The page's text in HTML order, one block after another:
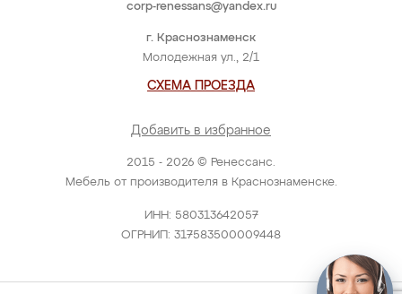
2015 - 2026 © Ренессанс.
Мебель от производителя в Краснознаменске.
ИНН: 580313642057
ОГРНИП: 317583500009448
г. Краснознаменск
Молодежная ул., 2/1
СХЕМА ПРОЕЗДА
Добавить в избранное
corp-renessans@yandex.ru